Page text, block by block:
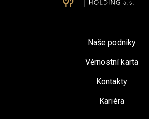
Naše podniky
Věrnostní karta
Kontakty
Kariéra